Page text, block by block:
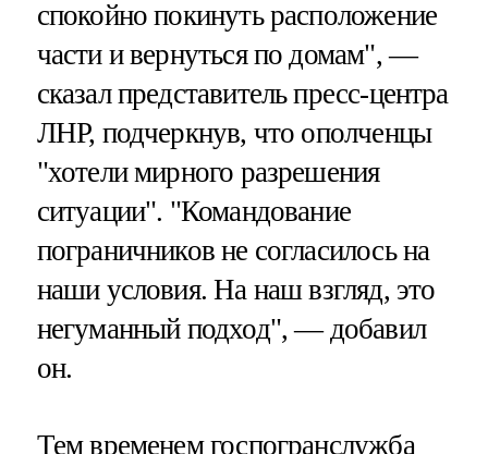
спокойно покинуть расположение
части и вернуться по домам", —
сказал представитель пресс-центра
ЛНР, подчеркнув, что ополченцы
"хотели мирного разрешения
ситуации". "Командование
пограничников не согласилось на
наши условия. На наш взгляд, это
негуманный подход", — добавил
он.
Тем временем госпогранслужба